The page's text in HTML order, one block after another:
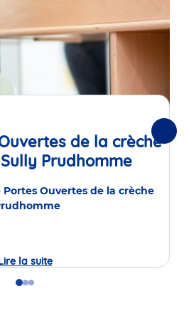
de la crèche
Prudhomme
Ouvertes de la crèche
la suiteJournée
GoGoGo